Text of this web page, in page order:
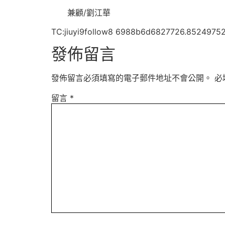
兼顧/劉江華
TC:jiuyi9follow8 6988b6d6827726.85249752
發佈留言
發佈留言必須填寫的電子郵件地址不會公開。 必
留言 *